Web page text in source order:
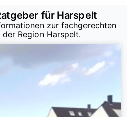
für Harspelt
zur fachgerechten
Region Harspelt.